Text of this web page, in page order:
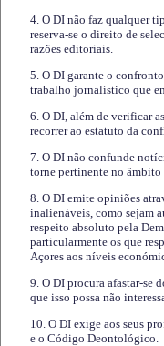
4. O DI não faz qualquer
reserva-se o direito de
razões editoriais.
5. O DI garante o
trabalho jornalístico que
6. O DI, além de verificar
recorrer ao estatuto da
7. O DI não confunde
torne pertinente no
8. O DI emite opiniões
inalienáveis, como sejam
respeito absoluto pela
particularmente os que
Açores aos níveis
9. O DI procura afastar-se
que isso possa não
10. O DI exige aos seus
e o Código Deontológico.